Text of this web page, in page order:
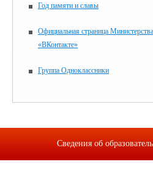
Год памяти и славы
Официальная страница
«ВКонтакте»
Группа Одноклассники
Сведения об